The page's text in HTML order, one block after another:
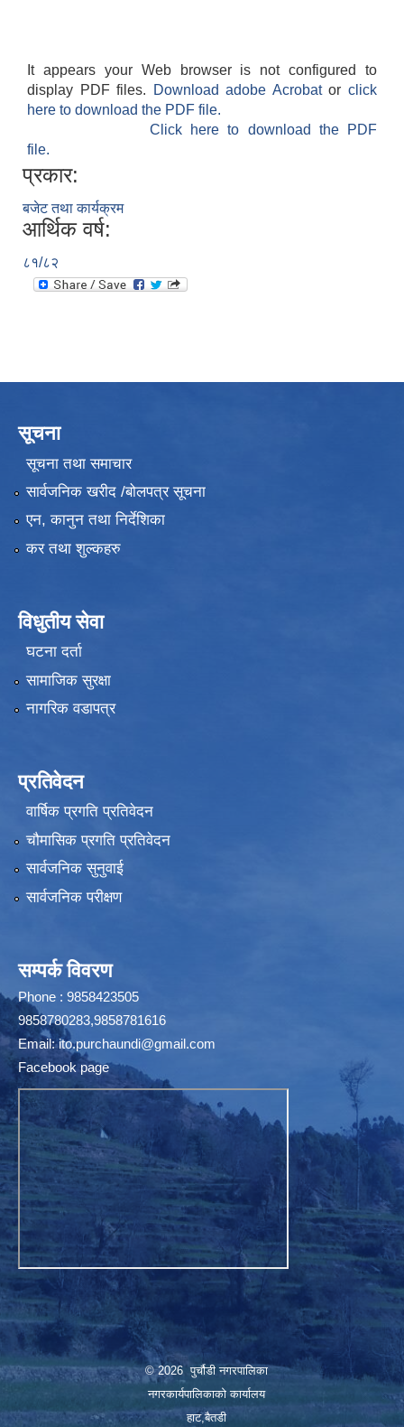
It appears your Web browser is not configured to
display PDF files.
Download adobe Acrobatorclick
here to download the PDF file.
Click here to download the PDF
file.
प्रकार:
बजेट तथा कार्यक्रम
आर्थिक वर्ष:
८१/८२
सूचना
सूचना तथा समाचार
सार्वजनिक खरीद /बोलपत्र सूचना
एन, कानुन तथा निर्देशिका
कर तथा शुल्कहरु
विधुतीय सेवा
घटना दर्ता
सामाजिक सुरक्षा
नागरिक वडापत्र
प्रतिवेदन
वार्षिक प्रगति प्रतिवेदन
चौमासिक प्रगति प्रतिवेदन
सार्वजनिक सुनुवाई
सार्वजनिक परीक्षण
सम्पर्क विवरण
Phone : 9858423505
9858780283,9858781616
Email:ito.purchaundi@gmail.com
Facebook page
© 2026 पुर्चौडी नगरपालिका
नगरकार्यपालिकाकाे कार्यालय
हाट,बैतडी